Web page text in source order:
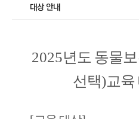
대상 안내
2025년도 동물
선택)교육